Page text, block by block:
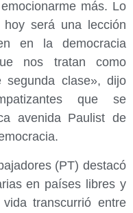
más. Lo
será una lección
en la democracia
nos tratan como
segunda clase», dijo
que se
avenida Paulist de
(PT) destacó
en países libres y
transcurrió entre